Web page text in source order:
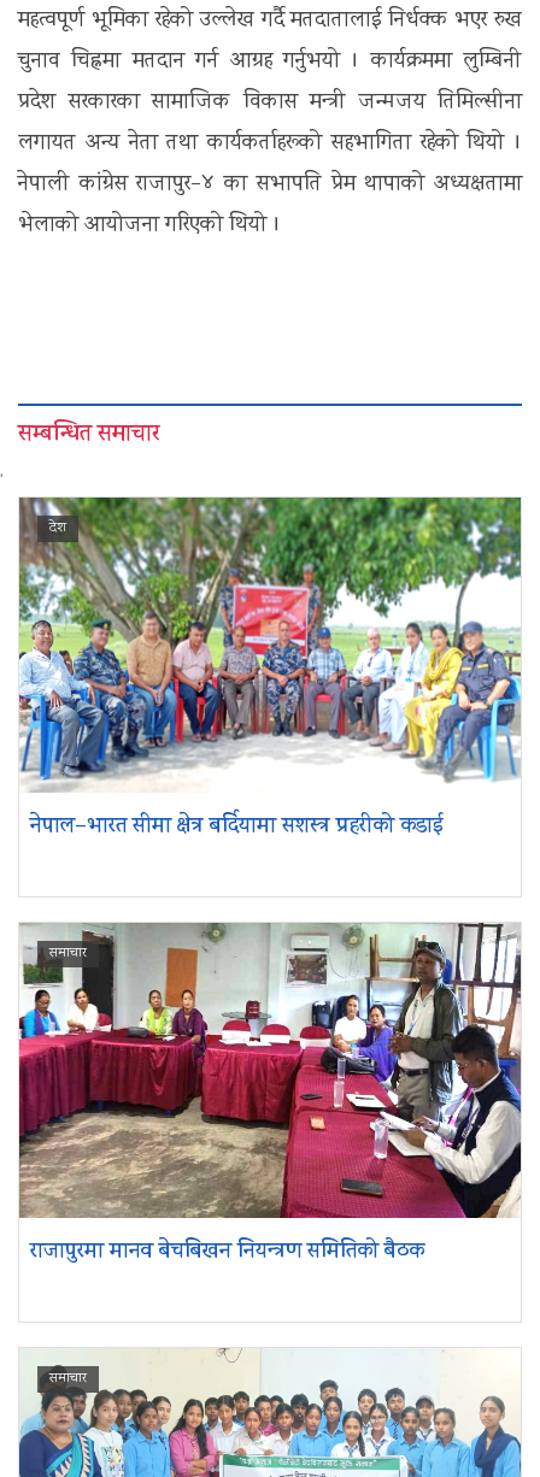
महत्वपूर्ण भूमिका रहेको उल्लेख गर्दै मतदातालाई निर्धक्क भएर रुख
चुनाव चिह्नमा मतदान गर्न आग्रह गर्नुभयो । कार्यक्रममा लुम्बिनी
प्रदेश सरकारका सामाजिक विकास मन्त्री जन्मजय तिमिल्सीना
लगायत अन्य नेता तथा कार्यकर्ताहरूको सहभागिता रहेको थियो ।
नेपाली कांग्रेस राजापुर–४ का सभापति प्रेम थापाको अध्यक्षतामा
भेलाको आयोजना गरिएको थियो ।
सम्बन्धित समाचार
'
देश
नेपाल–भारत सीमा क्षेत्र बर्दियामा सशस्त्र प्रहरीको कडाई
समाचार
राजापुरमा मानव बेचबिखन नियन्त्रण समितिको बैठक
समाचार